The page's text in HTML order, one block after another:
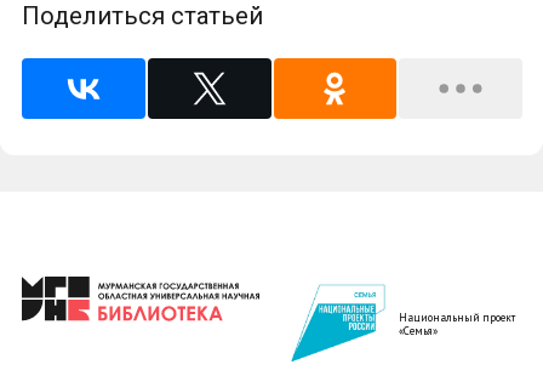
Поделиться статьей
Национальный проект
«Семья»